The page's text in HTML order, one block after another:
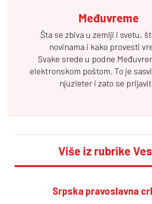
Međuvreme
Šta se zbiva u zemlji i svetu,
novinama i kako provesti
Svake srede u podne
elektronskom poštom. To je
njuzleter i zato se
Više iz rubrike
Srpska pravoslavna